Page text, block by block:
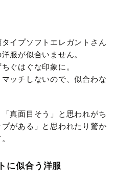
イプソフトエレガントさん
服が似合いません。
ぐはぐな印象に。
ッチしないので、似合わな
真面目そう」と思われがち
がある」と思われたり驚か
に似合う洋服